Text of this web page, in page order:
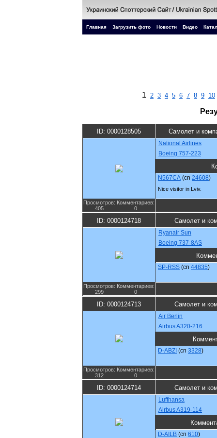
Главная Загрузить фото Новости Видео
1 2 3 4 5 6 7 8 9 10
ID: 0000128505 Самолет и
National Airlines
Boeing 757-223
N567CA (cn 24608)
Nice visitor in Lviv.
Просмотров:
405
Комментариев:
0
ID: 0000124718 Самолет и
Ryanair Sun
Boeing 737-8AS
SP-RSS (cn 44835)
Просмотров:
299
Комментариев:
0
ID: 0000124713 Самолет и
Air Berlin
Airbus A320-216
D-ABZI (cn 3328)
Просмотров:
312
Комментариев:
0
ID: 0000124714 Самолет и
Lufthansa
Airbus A319-114
D-AILB (cn 610)